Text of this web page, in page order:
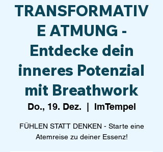
TRANSFORMATIV
E ATMUNG -
Entdecke dein
inneres Potenzial
mit Breathwork
Do., 19. Dez.
  |
ImTempel
FÜHLEN STATT DENKEN - Starte eine
Atemreise zu deiner Essenz!